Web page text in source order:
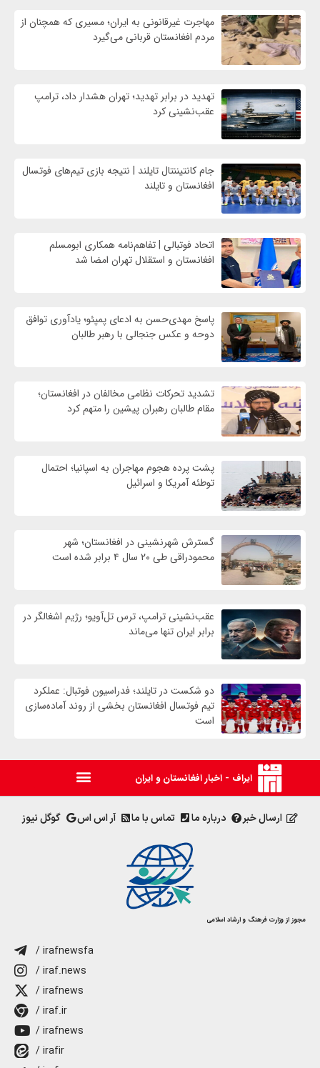
مهاجرت غیرقانونی به ایران؛ مسیری که همچنان از
مردم افغانستان قربانی می‌گیرد
تهدید در برابر تهدید؛ تهران هشدار داد، ترامپ
عقب‌نشینی کرد
جام کانتیننتال تایلند | نتیجه بازی تیم‌های فوتسال
افغانستان و تایلند
اتحاد فوتبالی | تفاهم‌نامه همکاری ابومسلم
افغانستان و استقلال تهران امضا شد
پاسخ مهدی‌حسن به ادعای پمپئو؛ یادآوری توافق
دوحه و عکس جنجالی با رهبر طالبان
تشدید تحرکات نظامی مخالفان در افغانستان؛
مقام طالبان رهبران پیشین را متهم کرد
پشت پرده هجوم مهاجران به اسپانیا؛ احتمال
توطئه آمریکا و اسرائیل
گسترش شهرنشینی در افغانستان؛ شهر
محمودراقی طی ۲۰ سال ۴ برابر شده است
عقب‌نشینی ترامپ، ترس تل‌آویو؛ رژیم اشغالگر در
برابر ایران تنها می‌ماند
دو شکست در تایلند؛ فدراسیون فوتبال: عملکرد
تیم فوتسال افغانستان بخشی از روند آماده‌سازی
است
ایراف - اخبار افغانستان و ایران
ارسال خبر درباره ما تماس با ما آر اس اس گوگل نیوز
مجوز از وزارت فرهنگ و ارشاد اسلامی
/ irafnewsfa
/ iraf.news
/ irafnews
/ iraf.ir
/ irafnews
/ irafir